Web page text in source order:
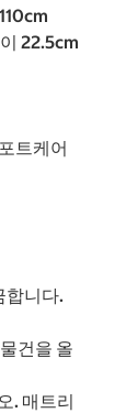
22.5cm
트케어
합니다.
건을 올
. 매트리